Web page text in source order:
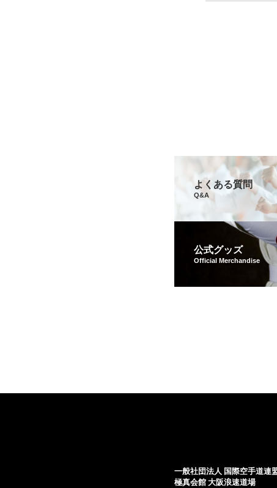
よくある質問
Q&A
公式グッズ
Official Merchandise
一般社団法人 国際空手道連
極真会館 大阪浪速道場